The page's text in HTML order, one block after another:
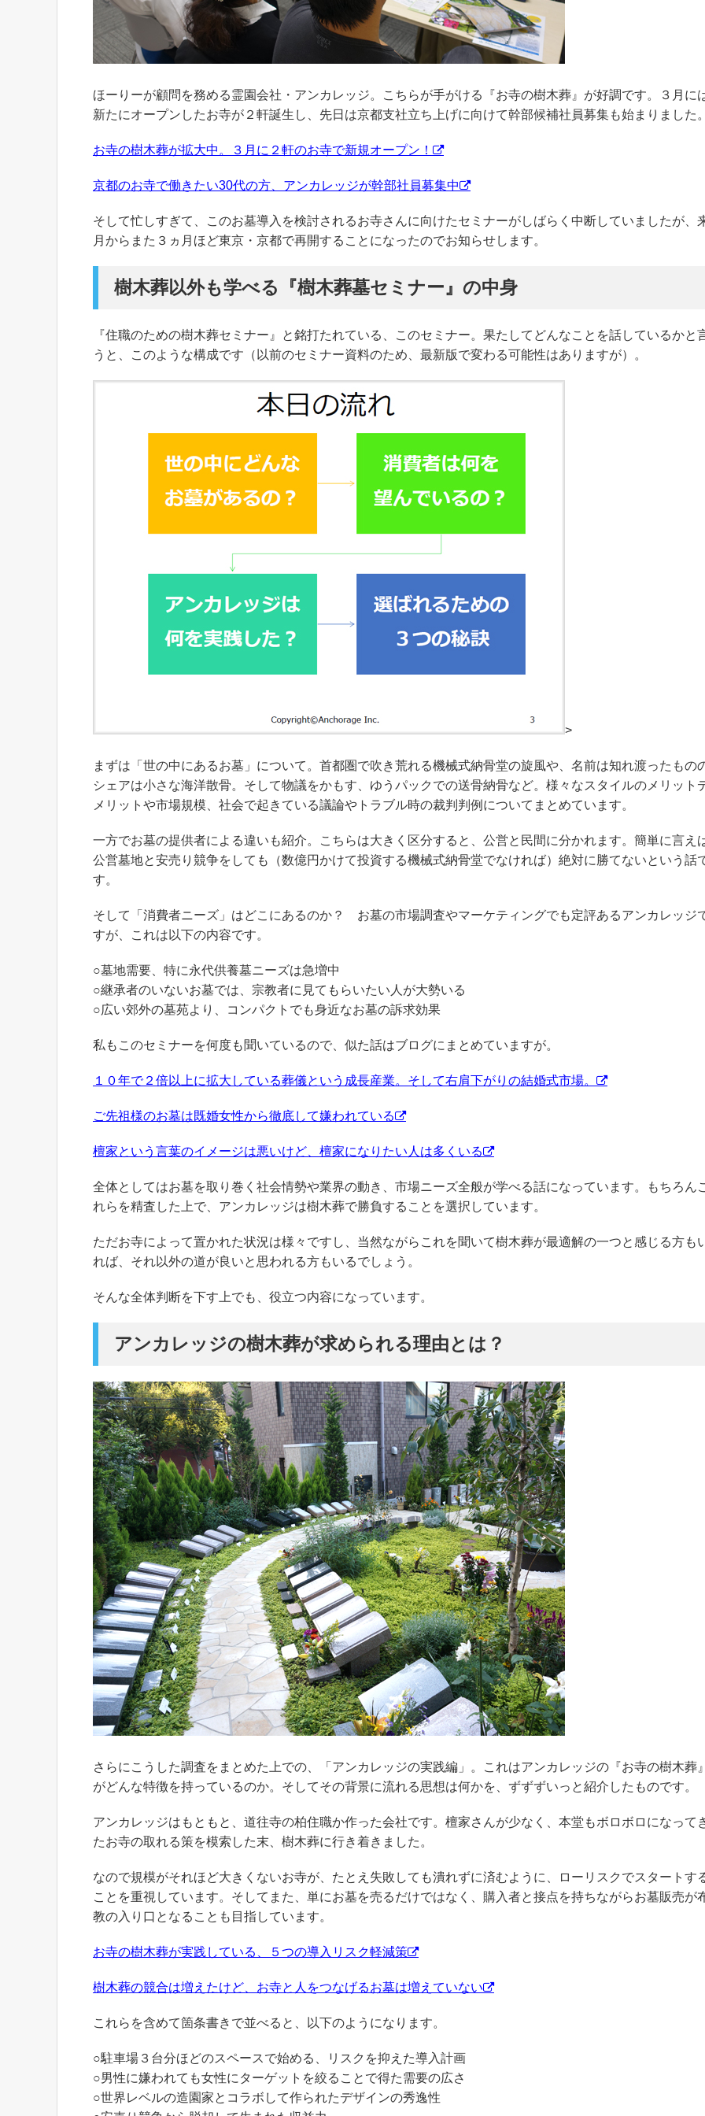
ほーりーが顧問を務める霊園会社・アンカレッジ。こちらが手がける『お寺の樹木葬』が好調です。３月に
新たにオープンしたお寺が２軒誕生し、先日は京都支社立ち上げに向けて幹部候補社員募集も始まりました
お寺の樹木葬が拡大中。３月に２軒のお寺で新規オープン！
京都のお寺で働きたい30代の方、アンカレッジが幹部社員募集中
そして忙しすぎて、このお墓導入を検討されるお寺さんに向けたセミナーがしばらく中断していましたが、
月からまた３ヵ月ほど東京・京都で再開することになったのでお知らせします。
樹木葬以外も学べる『樹木葬墓セミナー』の中身
『住職のための樹木葬セミナー』と銘打たれている、このセミナー。果たしてどんなことを話しているかと
うと、このような構成です（以前のセミナー資料のため、最新版で変わる可能性はありますが）。
>
まずは「世の中にあるお墓」について。首都圏で吹き荒れる機械式納骨堂の旋風や、名前は知れ渡ったもの
シェアは小さな海洋散骨。そして物議をかもす、ゆうパックでの送骨納骨など。様々なスタイルのメリット
メリットや市場規模、社会で起きている議論やトラブル時の裁判判例についてまとめています。
一方でお墓の提供者による違いも紹介。こちらは大きく区分すると、公営と民間に分かれます。簡単に言え
公営墓地と安売り競争をしても（数億円かけて投資する機械式納骨堂でなければ）絶対に勝てないという話
す。
そして「消費者ニーズ」はどこにあるのか？ お墓の市場調査やマーケティングでも定評あるアンカレッジ
すが、これは以下の内容です。
○墓地需要、特に永代供養墓ニーズは急増中
○継承者のいないお墓では、宗教者に見てもらいたい人が大勢いる
○広い郊外の墓苑より、コンパクトでも身近なお墓の訴求効果
私もこのセミナーを何度も聞いているので、似た話はブログにまとめていますが。
１０年で２倍以上に拡大している葬儀という成長産業。そして右肩下がりの結婚式市場。
ご先祖様のお墓は既婚女性から徹底して嫌われている
檀家という言葉のイメージは悪いけど、檀家になりたい人は多くいる
全体としてはお墓を取り巻く社会情勢や業界の動き、市場ニーズ全般が学べる話になっています。もちろん
れらを精査した上で、アンカレッジは樹木葬で勝負することを選択しています。
ただお寺によって置かれた状況は様々ですし、当然ながらこれを聞いて樹木葬が最適解の一つと感じる方も
れば、それ以外の道が良いと思われる方もいるでしょう。
そんな全体判断を下す上でも、役立つ内容になっています。
アンカレッジの樹木葬が求められる理由とは？
さらにこうした調査をまとめた上での、「アンカレッジの実践編」。これはアンカレッジの『お寺の樹木葬
がどんな特徴を持っているのか。そしてその背景に流れる思想は何かを、ずずずいっと紹介したものです。
アンカレッジはもともと、道往寺の柏住職か作った会社です。檀家さんが少なく、本堂もボロボロになって
たお寺の取れる策を模索した末、樹木葬に行き着きました。
なので規模がそれほど大きくないお寺が、たとえ失敗しても潰れずに済むように、ローリスクでスタートす
ことを重視しています。そしてまた、単にお墓を売るだけではなく、購入者と接点を持ちながらお墓販売が
教の入り口となることも目指しています。
お寺の樹木葬が実践している、５つの導入リスク軽減策
樹木葬の競合は増えたけど、お寺と人をつなげるお墓は増えていない
これらを含めて箇条書きで並べると、以下のようになります。
○駐車場３台分ほどのスペースで始める、リスクを抑えた導入計画
○男性に嫌われても女性にターゲットを絞ることで得た需要の広さ
○世界レベルの造園家とコラボして作られたデザインの秀逸性